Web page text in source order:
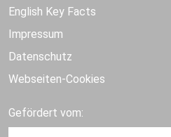
English Key Facts
Impressum
Datenschutz
Webseiten-Cookies
Gefördert vom: